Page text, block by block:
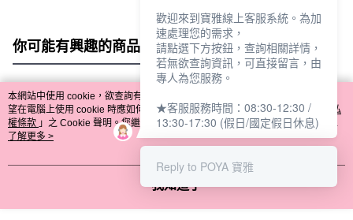
你可能有興趣的商品 全站排行
熱門標籤
本網站中使用 cookie，欲查詢有關本網站使用 cookie 方式之詳情，及若您不希
望在電腦上使用 cookie 時應如何變更電腦的 cookie 設定，請參閱本網站「
隱私
權條款 」之 Cookie 聲明。您繼續使用本網站即表示您同意本公司得按本網站使
用條款之 Cookie 聲明使用 cookie。
了解更多 >
我知道了
歡迎來到寶雅線上客服系統。為加
速處理您的需求，
請點選下方按鈕，查詢相關詳情，
若無欲查詢資訊，可直接留言，由
專人為您服務。
★客服服務時間：08:30-12:30 /
13:30-17:30 (假日/國定假日休息)
Reply to POYA 寶雅